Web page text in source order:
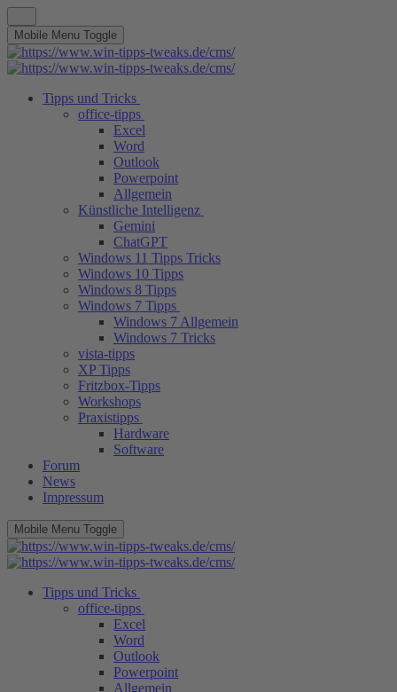
Mobile Menu Toggle
Tipps und Tricks
office-tipps
Excel
Word
Outlook
Powerpoint
Allgemein
Künstliche Intelligenz
Gemini
ChatGPT
Windows 11 Tipps Tricks
Windows 10 Tipps
Windows 8 Tipps
Windows 7 Tipps
Windows 7 Allgemein
Windows 7 Tricks
vista-tipps
XP Tipps
Fritzbox-Tipps
Workshops
Praxistipps
Hardware
Software
Forum
News
Impressum
Mobile Menu Toggle
Tipps und Tricks
office-tipps
Excel
Word
Outlook
Powerpoint
Allgemein